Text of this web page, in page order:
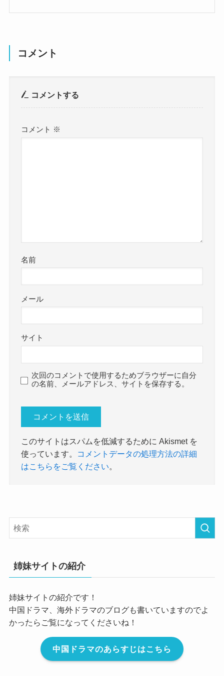
コメント
コメントする
コメント ※
名前
メール
サイト
次回のコメントで使用するためブラウザーに自分
の名前、メールアドレス、サイトを保存する。
このサイトはスパムを低減するために Akismet を
使っています。
コメントデータの処理方法の詳細
はこちらをご覧ください。
姉妹サイトの紹介
姉妹サイトの紹介です！
中国ドラマ、海外ドラマのブログも書いていますのでよ
かったらご覧になってくださいね！
中国ドラマのあらすじはこちら